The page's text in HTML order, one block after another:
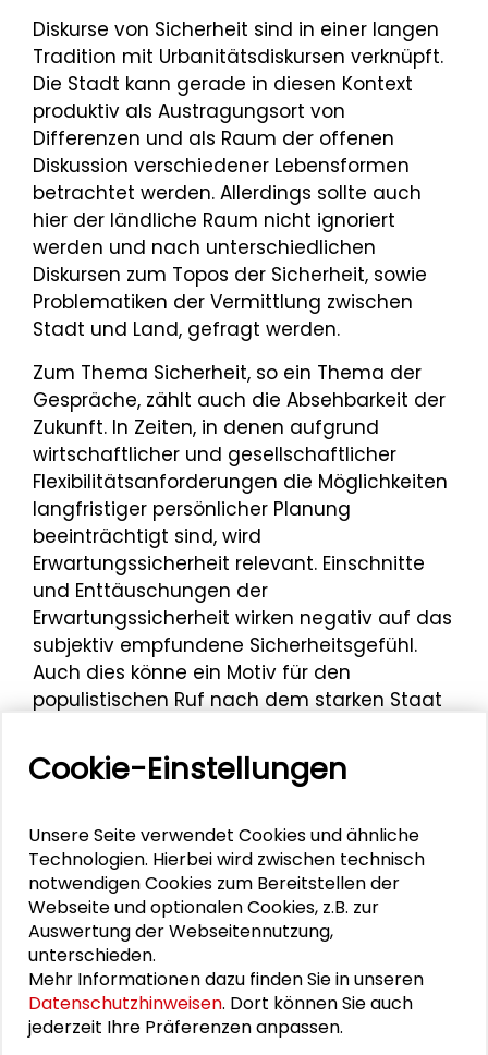
Diskurse von Sicherheit sind in einer langen
Tradition mit Urbanitätsdiskursen verknüpft.
Die Stadt kann gerade in diesen Kontext
produktiv als Austragungsort von
Differenzen und als Raum der offenen
Diskussion verschiedener Lebensformen
betrachtet werden. Allerdings sollte auch
hier der ländliche Raum nicht ignoriert
werden und nach unterschiedlichen
Diskursen zum Topos der Sicherheit, sowie
Problematiken der Vermittlung zwischen
Stadt und Land, gefragt werden.
Zum Thema Sicherheit, so ein Thema der
Gespräche, zählt auch die Absehbarkeit der
Zukunft. In Zeiten, in denen aufgrund
wirtschaftlicher und gesellschaftlicher
Flexibilitätsanforderungen die Möglichkeiten
langfristiger persönlicher Planung
beeinträchtigt sind, wird
Erwartungssicherheit relevant. Einschnitte
und Enttäuschungen der
Erwartungssicherheit wirken negativ auf das
subjektiv empfundene Sicherheitsgefühl.
Auch dies könne ein Motiv für den
populistischen Ruf nach dem starken Staat
Mehr zum Thema
Filmabend: „Das Deutsche Volk"
Andreas Hetzel
Demokratie in herausfordernder Zeit
„(Digitaler) Faschismus?” - Extremismus im Netz
Cookie-Einstellungen
Unsere Seite verwendet Cookies und ähnliche
Technologien. Hierbei wird zwischen technisch
notwendigen Cookies zum Bereitstellen der
Webseite und optionalen Cookies, z.B. zur
Auswertung der Webseitennutzung,
unterschieden.
Mehr Informationen dazu finden Sie in unseren
Datenschutzhinweisen. Dort können Sie auch
jederzeit Ihre Präferenzen anpassen.